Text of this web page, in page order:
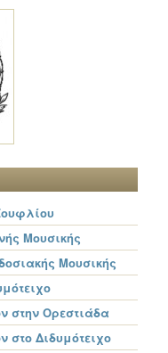
Μουσικής
Μουσικής
στην Ορεστιάδα
στο Διδυμότειχο